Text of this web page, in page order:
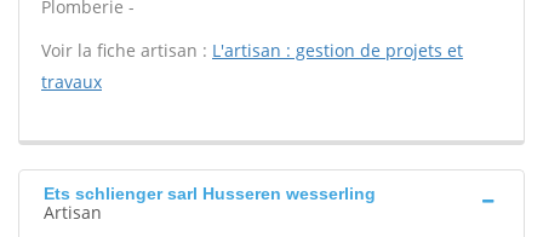
Plomberie -
Voir la fiche artisan : L'artisan : gestion de projets et
travaux
Ets schlienger sarl Husseren wesserling
Artisan